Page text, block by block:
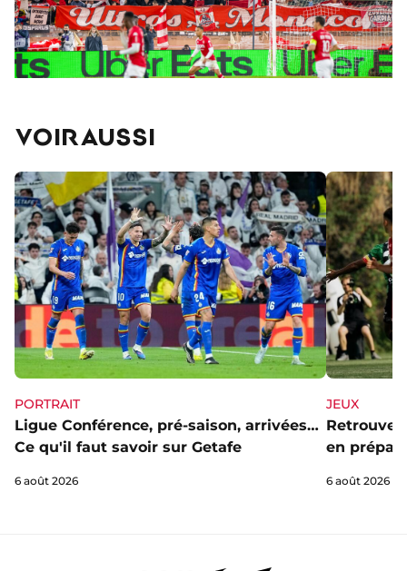
VOIR AUSSI
PORTRAIT
Ligue Conférence, pré-saison, arrivées…
Ce qu'il faut savoir sur Getafe
6 août 2026
JEUX
Retrouve
en prépa'
6 août 2026